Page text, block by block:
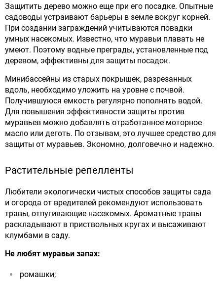
Защитить дерево можно еще при его посадке. Опытные
садоводы устраивают барьеры в земле вокруг корней.
При создании заграждений учитываются повадки
умных насекомых. Известно, что муравьи плавать не
умеют. Поэтому водные преграды, установленные под
деревом, эффективны для защиты посадок.
Минибассейны из старых покрышек, разрезанных
вдоль, необходимо уложить на уровне с почвой.
Получившуюся емкость регулярно пополнять водой.
Для повышения эффективности защиты против
муравьев можно добавлять отработанное моторное
масло или деготь. По отзывам, это лучшее средство для
защиты от муравьев. Экономно, долговечно и надежно.
Растительные репелленты
Любители экологически чистых способов защиты сада
и огорода от вредителей рекомендуют использовать
травы, отпугивающие насекомых. Ароматные травы
раскладывают в приствольных кругах и высаживают
клумбами в саду.
Не любят муравьи запах:
ромашки;